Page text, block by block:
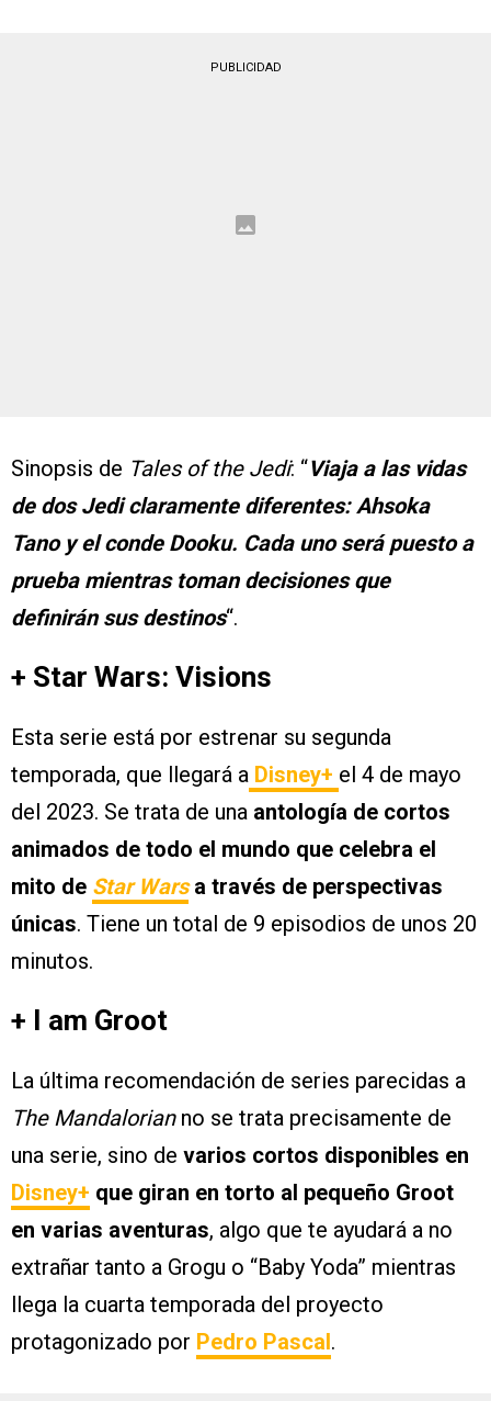
PUBLICIDAD
Sinopsis de Tales of the Jedi: “Viaja a las vidas
de dos Jedi claramente diferentes: Ahsoka
Tano y el conde Dooku. Cada uno será puesto a
prueba mientras toman decisiones que
definirán sus destinos“.
+ Star Wars: Visions
Esta serie está por estrenar su segunda
temporada, que llegará a Disney+ el 4 de mayo
del 2023. Se trata de una antología de cortos
animados de todo el mundo que celebra el
mito de Star Warsa través de perspectivas
únicas. Tiene un total de 9 episodios de unos 20
minutos.
+ I am Groot
La última recomendación de series parecidas a
The Mandalorian no se trata precisamente de
una serie, sino de varios cortos disponibles en
Disney+ que giran en torto al pequeño Groot
en varias aventuras, algo que te ayudará a no
extrañar tanto a Grogu o “Baby Yoda” mientras
llega la cuarta temporada del proyecto
protagonizado por Pedro Pascal .